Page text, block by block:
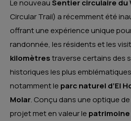
Le nouveauSentier circulaire du
Circular Trail) a récemment été
offrant une expérience unique
randonnée, les résidents et les
kilomètrestraverse certains des
historiques les plus
notamment le parc naturel d’El
Molar. Conçu dans une optique de
projet met en valeur le